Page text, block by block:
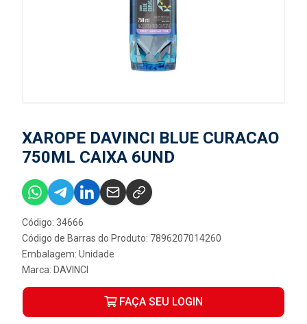
XAROPE DAVINCI BLUE CURACAO
750ML CAIXA 6UND
Código: 34666
Código de Barras do Produto: 7896207014260
Embalagem: Unidade
Marca: DAVINCI
FAÇA SEU LOGIN